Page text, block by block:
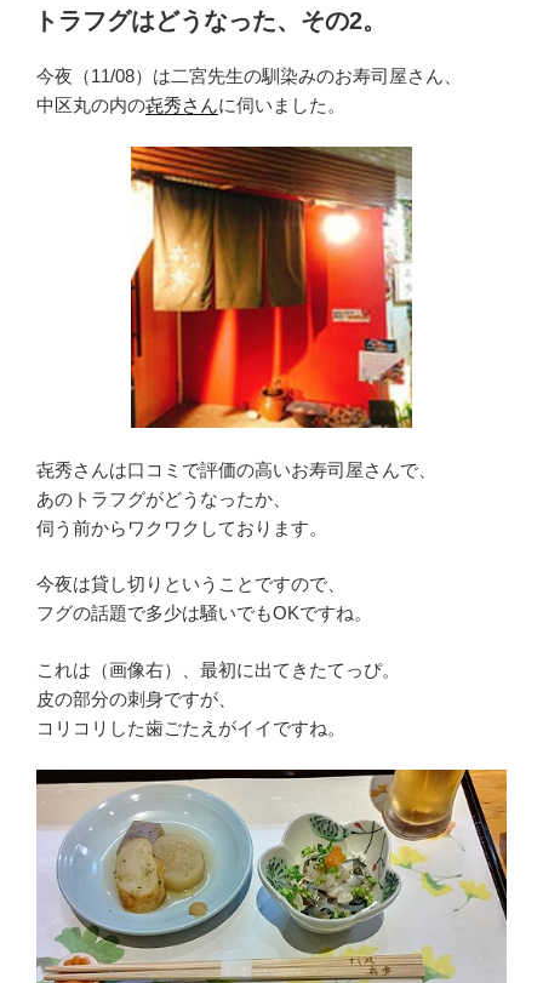
稿
日:トラフグはどうなった、その2。
今夜（11/08）は二宮先生の馴染みのお寿司屋さん、
中区丸の内の㐂秀さんに伺いました。
㐂秀さんは口コミで評価の高いお寿司屋さんで、
あのトラフグがどうなったか、
伺う前からワクワクしております。
今夜は貸し切りということですので、
フグの話題で多少は騒いでもOKですね。
これは（画像右）、最初に出てきたてっぴ。
皮の部分の刺身ですが、
コリコリした歯ごたえがイイですね。